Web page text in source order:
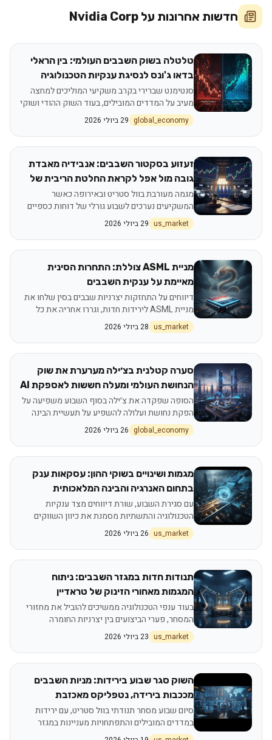
חדשות אחרונות על Nvidia Corp
טלטלה בשוק השבבים העולמי: בין הראלי
בדאו ג'ונס לנסיגת ענקיות הטכנולוגיה
סנטימנט שברירי בקרב משקיעי המוליכים למחצה
מעיב על המדדים המובילים, בעוד השוק ההודי ושוקי
המזרח מגיבים לתנודות בוול סטריט
global_economy 29 ביולי 2026
זעזוע בסקטור השבבים: אנבידיה מאבדת
גובה מול אפל לקראת החלטת הריבית של
הפד
מגמה מעורבת בוול סטריט ובאירופה כאשר
המשקיעים נערכים לשבוע גורלי של דוחות כספיים
והחלטות מוניטריות
us_market 29 ביולי 2026
מניית ASML צוללת: התחרות הסינית
מאיימת על ענקית השבבים
דיווחים על התחזקות יצרניות שבבים בסין שלחו את
מניית ASML לירידות חדות, וגררו אחריה את כל
סקטור השבבים. מה המשמעות עבור המשקיעים?
us_market 28 ביולי 2026
סערה קטלנית בצ׳ילה מערערת את שוק
הנחושת העולמי ומעלה חששות לאספקת AI
הסופה שפקדה את צ׳ילה בסוף השבוע משפיעה על
הפקת נחושת ועלולה להשפיע על תעשיית הבינה
המלאכותית
global_economy 26 ביולי 2026
מגמות ושינויים בשוקי ההון: עסקאות ענק
בתחום האנרגיה והבינה המלאכותית
מעצבות את חודש יולי
עם סגירת השבוע, שורת דיווחים מצד ענקיות
הטכנולוגיה והתשתיות מסמנת את כיוון השווקים
לקראת פתיחת המסחר ביום שני
us_market 26 ביולי 2026
תנודות חדות במגזר השבבים: ניתוח
המגמות מאחורי הזינוק של טראדיין
והתייצבות הענקיות
בעוד ענפי הטכנולוגיה ממשיכים להוביל את מחזורי
המסחר, פערי הביצועים בין יצרניות החומרה
לספקיות הציוד חושפים מפה חדשה של סיכונים
והזדמנויות
us_market 23 ביולי 2026
השוק סגר שבוע בירידות: מניות השבבים
מככבות בירידה, נטפליקס מאכזבת
בתחזיות
סיום שבוע מסחר תנודתי בוול סטריט, עם ירידות
במדדים המובילים והתפתחויות מעניינות במגזר
הטכנולוגיה